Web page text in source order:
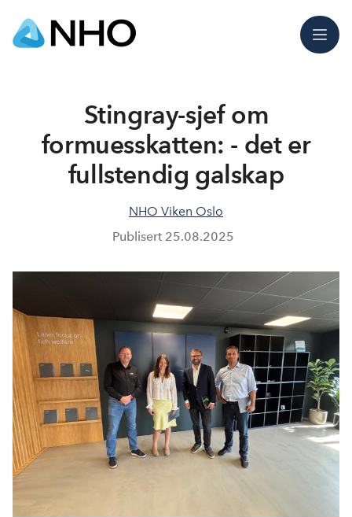
Meny
Stingray-sjef om
formuesskatten: - det er
fullstendig galskap
NHO Viken Oslo
Publisert 25.08.2025